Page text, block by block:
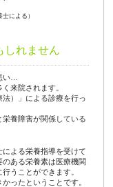
による）
しれません
い…
来院されます。
）」による診療を行っ
養障害が関係している
よる栄養指導を受けて
ある栄養素は医療機関
うことができます。
ったということです。